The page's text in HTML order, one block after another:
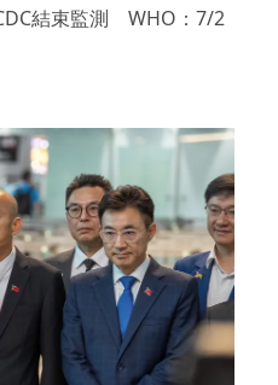
結束監測 WHO：7/2